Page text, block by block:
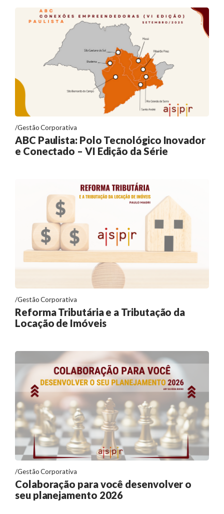
Gestão Corporativa
ABC Paulista: Polo Tecnológico Inovador
e Conectado – VI Edição da Série
Gestão Corporativa
Reforma Tributária e a Tributação da
Locação de Imóveis
Gestão Corporativa
Colaboração para você desenvolver o
seu planejamento 2026